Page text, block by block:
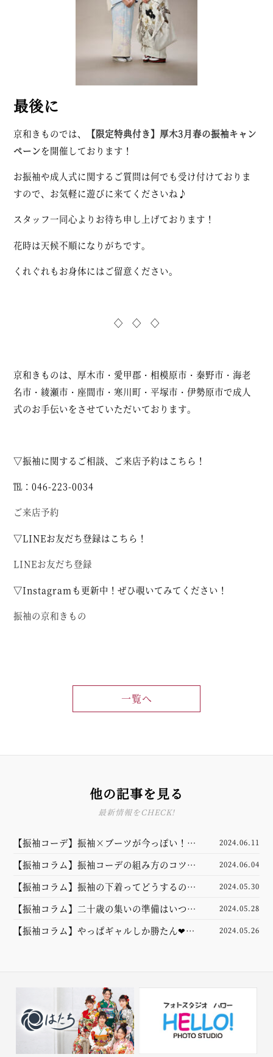
最後に
京和きものでは、
【限定特典付き】厚木3月春の振袖キャン
ペーンを開催しております！
お振袖や成人式に関するご質問は何でも受け付けておりま
すので、お気軽に遊びに来てくださいね♪
スタッフ一同心よりお待ち申し上げております！
花時は天候不順になりがちです。
くれぐれもお身体にはご留意ください。
◇ ◇ ◇
京和きものは、厚木市・愛甲郡・相模原市・秦野市・海老
名市・綾瀬市・座間市・寒川町・平塚市・伊勢原市で成人
式のお手伝いをさせていただいております。
▽振袖に関するご相談、ご来店予約はこちら！
℡：046-223-0034
ご来店予約
▽LINEお友だち登録はこちら！
LINEお友だち登録
▽Instagramも更新中！ぜひ覗いてみてください！
振袖の京和きもの
一覧へ
他の記事を見る
最新情報をCHECK!
【振袖コーデ】振袖×ブーツが今っぽい！バ
ランスよく見せるための選び方とは？
2024.06.11
【振袖コラム】振袖コーデの組み方のコツ
は？小物を選ぶ順番や合わせ方のポイントを
ご紹介☆
2024.06.04
【振袖コラム】振袖の下着ってどうするの？
肌着や和装ブラについて徹底解説します☆
2024.05.30
【振袖コラム】二十歳の集いの準備はいつか
ら？早めのご用意がおすすめの理由をご紹介
2024.05.28
【振袖コラム】やっぱギャルしか勝たん❤︎ギ
2024.05.26